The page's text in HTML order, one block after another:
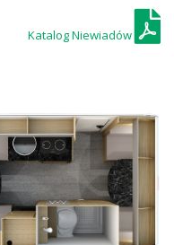
Katalog Niewiadów